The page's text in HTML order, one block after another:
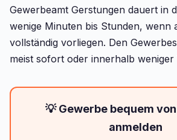
Gewerbeamt Gerstungen dauert in
wenige Minuten bis Stunden, wenn
vollständig vorliegen. Den
meist sofort oder innerhalb weniger
💡 Gewerbe bequem
anmelden